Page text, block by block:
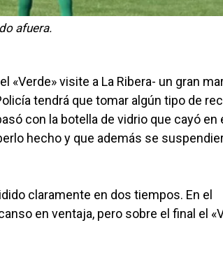
afuera.
visite a La Ribera- un gran
tendrá que tomar algún tipo de
con la botella de vidrio que cayó en
hecho y que además se
claramente en dos tiempos. En el
en ventaja, pero sobre el final el